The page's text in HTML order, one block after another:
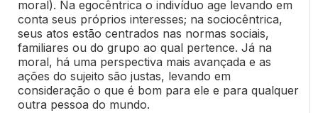
moral). Na egocêntrica o indivíduo age levando em
conta seus próprios interesses; na sociocêntrica,
seus atos estão centrados nas normas sociais,
familiares ou do grupo ao qual pertence. Já na
moral, há uma perspectiva mais avançada e as
ações do sujeito são justas, levando em
consideração o que é bom para ele e para qualquer
outra pessoa do mundo.